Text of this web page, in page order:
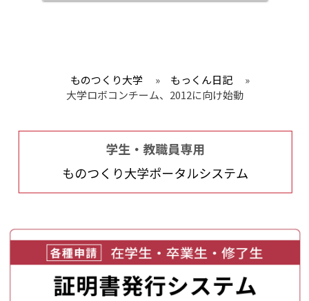
ものつくり大学 » もっくん日記
»
大学ロボコンチーム、2012に向け始動